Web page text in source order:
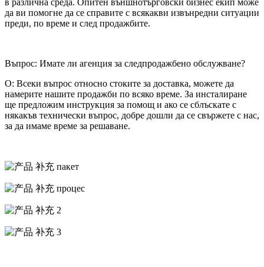
да ви помогне да се справите с всякакви извънредни ситуации
преди, по време и след продажбите.
Въпрос: Имате ли агенция за следпродажбено обслужване?
О: Всеки въпрос относно стоките за доставка, можете да
намерите нашите продажби по всяко време. За инсталиране
ще предложим инструкция за помощ и ако се сблъскате с
някакъв технически въпрос, добре дошли да се свържете с нас,
за да имаме време за решаване.